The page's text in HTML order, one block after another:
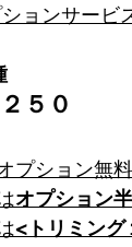
ョンサービ
５０
ション無
オプション
<トリミング